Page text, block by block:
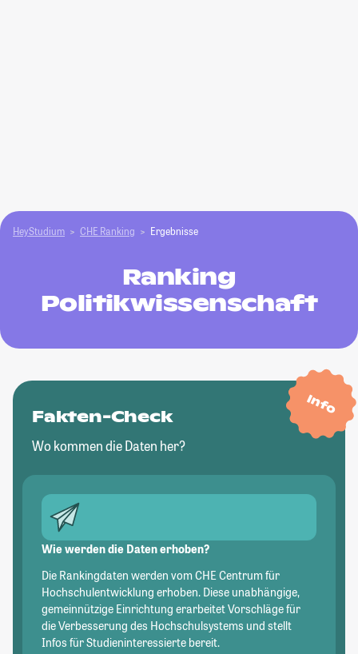
HeyStudium CHE Ranking Ergebnisse
Ranking
Politikwissenschaft
Info
Fakten-Check
Wo kommen die Daten her?
Wie werden die Daten erhoben?
Die Rankingdaten werden vom CHE Centrum für
Hochschulentwicklung erhoben. Diese unabhängige,
gemeinnützige Einrichtung erarbeitet Vorschläge für
die Verbesserung des Hochschulsystems und stellt
Infos für Studieninteressierte bereit.